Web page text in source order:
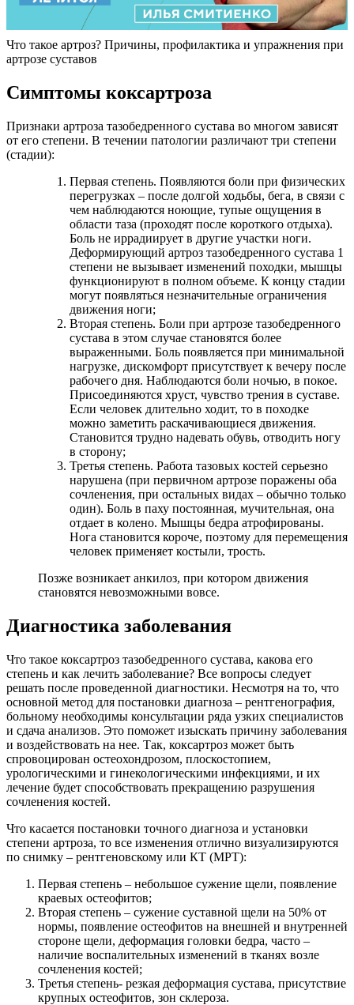
Что такое артроз? Причины, профилактика и упражнения при
артрозе суставов
Симптомы коксартроза
Признаки артроза тазобедренного сустава во многом зависят
от его степени. В течении патологии различают три степени
(стадии):
Первая степень. Появляются боли при физических
перегрузках – после долгой ходьбы, бега, в связи с
чем наблюдаются ноющие, тупые ощущения в
области таза (проходят после короткого отдыха).
Боль не иррадиирует в другие участки ноги.
Деформирующий артроз тазобедренного сустава 1
степени не вызывает изменений походки, мышцы
функционируют в полном объеме. К концу стадии
могут появляться незначительные ограничения
движения ноги;
Вторая степень. Боли при артрозе тазобедренного
сустава в этом случае становятся более
выраженными. Боль появляется при минимальной
нагрузке, дискомфорт присутствует к вечеру после
рабочего дня. Наблюдаются боли ночью, в покое.
Присоединяются хруст, чувство трения в суставе.
Если человек длительно ходит, то в походке
можно заметить раскачивающиеся движения.
Становится трудно надевать обувь, отводить ногу
в сторону;
Третья степень. Работа тазовых костей серьезно
нарушена (при первичном артрозе поражены оба
сочленения, при остальных видах – обычно только
один). Боль в паху постоянная, мучительная, она
отдает в колено. Мышцы бедра атрофированы.
Нога становится короче, поэтому для перемещения
человек применяет костыли, трость.
Позже возникает анкилоз, при котором движения
становятся невозможными вовсе.
Диагностика заболевания
Что такое коксартроз тазобедренного сустава, какова его
степень и как лечить заболевание? Все вопросы следует
решать после проведенной диагностики. Несмотря на то, что
основной метод для постановки диагноза – рентгенография,
больному необходимы консультации ряда узких специалистов
и сдача анализов. Это поможет изыскать причину заболевания
и воздействовать на нее. Так, коксартроз может быть
спровоцирован остеохондрозом, плоскостопием,
урологическими и гинекологическими инфекциями, и их
лечение будет способствовать прекращению разрушения
сочленения костей.
Что касается постановки точного диагноза и установки
степени артроза, то все изменения отлично визуализируются
по снимку – рентгеновскому или КТ (МРТ):
Первая степень – небольшое сужение щели, появление
краевых остеофитов;
Вторая степень – сужение суставной щели на 50% от
нормы, появление остеофитов на внешней и внутренней
стороне щели, деформация головки бедра, часто –
наличие воспалительных изменений в тканях возле
сочленения костей;
Третья степень- резкая деформация сустава, присутствие
крупных остеофитов, зон склероза.